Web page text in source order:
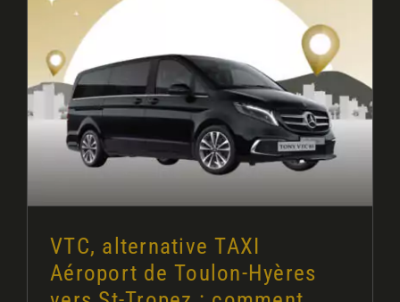
VTC, alternative TAXI Aéroport
de Toulon-Hyères vers St-Tropez :
comment faire ?
VTC, alternative TAXI
Aéroport de Toulon-Hyères